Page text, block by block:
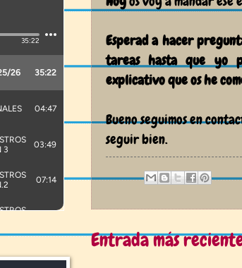
Esperada hacer
tareas hasta que yo
explicativoque os he
Bueno seguimos en
seguir bien.
Entrada más